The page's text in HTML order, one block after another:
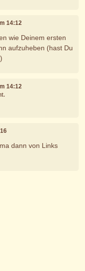
14:12
wie Deinem ersten
aufzuheben (hast Du
14:12
dann von Links